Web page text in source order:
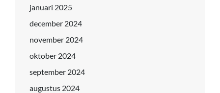
januari 2025
december 2024
november 2024
oktober 2024
september 2024
augustus 2024